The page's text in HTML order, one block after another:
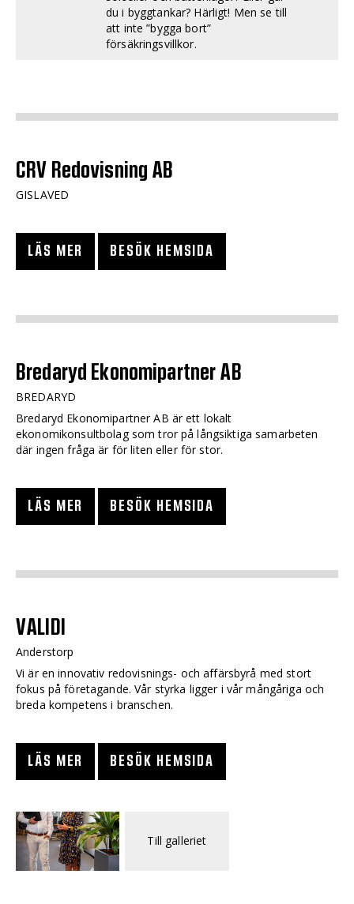
du i byggtankar? Härligt! Men se till
att inte ”bygga bort”
försäkringsvillkor.
CRV Redovisning AB
GISLAVED
LÄS MER BESÖK HEMSIDA
Bredaryd Ekonomipartner AB
BREDARYD
Bredaryd Ekonomipartner AB är ett lokalt
ekonomikonsultbolag som tror på långsiktiga samarbeten
där ingen fråga är för liten eller för stor.
LÄS MER BESÖK HEMSIDA
VALIDI
Anderstorp
Vi är en innovativ redovisnings- och affärsbyrå med stort
fokus på företagande. Vår styrka ligger i vår mångåriga och
breda kompetens i branschen.
LÄS MER BESÖK HEMSIDA
Till galleriet